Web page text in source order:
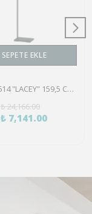
SEPETE EKLE
Eglo 43614 "LACEY" 159,5 Cm Yüksekliğinde Çelik, Ahşap Köşe Lambası Lambader
₺ 24,166.00
₺ 7,141.00